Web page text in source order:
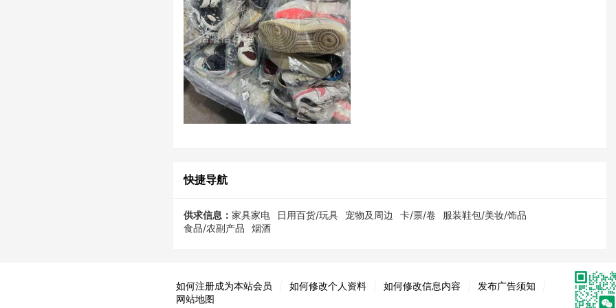
快捷导航
供求信息： 家具家电 日用百货/玩具 宠物及周边 卡/票/卷
服装鞋包/美妆/饰品
食品/农副产品
烟酒
如何注册成为本站会员 如何修改个人资料 如何修改信息内容 发布广告须知
网站地图